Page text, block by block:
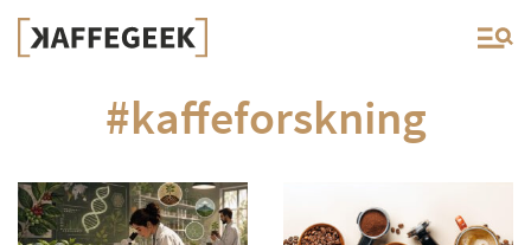
#kaffeforskning